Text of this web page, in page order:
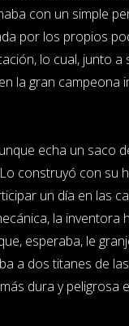
con un simple
por los propios
lo cual, junto
la gran campeona
echa un saco
construyó con su
un día en las
la inventora
esperaba, le
a dos titanes de
dura y peligrosa